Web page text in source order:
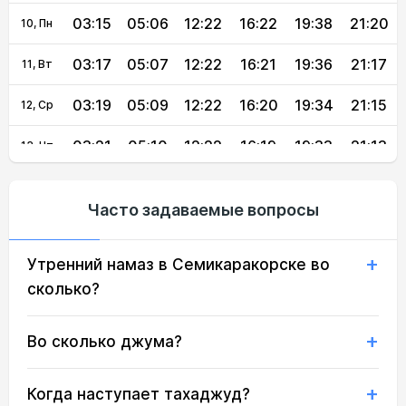
10, Пн 03:15 05:06 12:22 16:22 19:38 21:20
11, Вт 03:17 05:07 12:22 16:21 19:36 21:17
12, Ср 03:19 05:09 12:22 16:20 19:34 21:15
13, Чт 03:21 05:10 12:22 16:19 19:33 21:13
16, Вс 03:27 05:14 12:21 16:17 19:28 21:06
18, Вт 03:31 05:17 21:01
19, Ср 03:33 05:18 12:20 16:14 20:59
Часто задаваемые вопросы
Утренний намаз в Семикаракорске во
сколько?
Во сколько джума?
Когда наступает тахаджуд?